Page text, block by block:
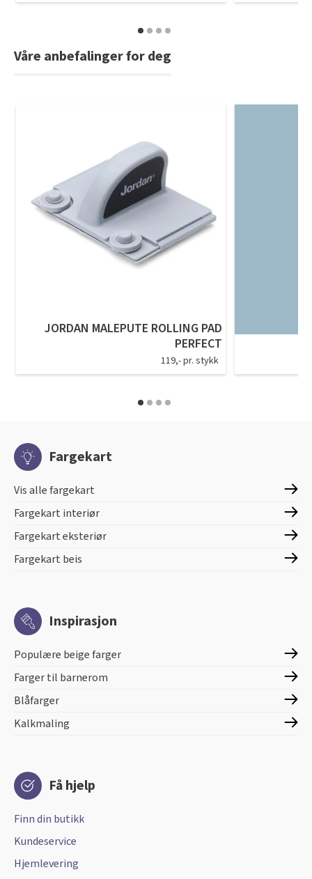
Våre anbefalinger for deg
JORDAN MALEPUTE ROLLING PAD
PERFECT
119,- pr. stykk
Fargekart
Vis alle fargekart
Fargekart interiør
Fargekart eksteriør
Fargekart beis
Inspirasjon
Populære beige farger
Farger til barnerom
Blåfarger
Kalkmaling
Få hjelp
Finn din butikk
Kundeservice
Hjemlevering